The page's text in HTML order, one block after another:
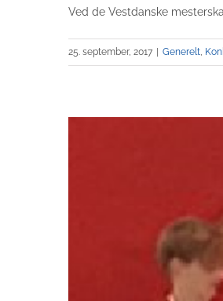
Ved de Vestdanske
25. september, 2017 | Generelt